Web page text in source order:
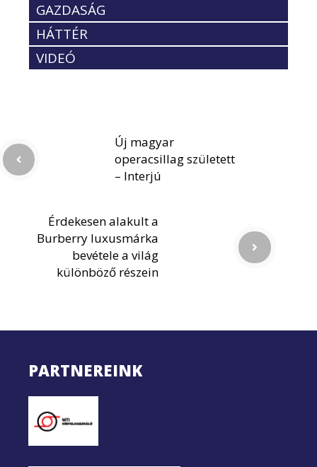
GAZDASÁG
HÁTTÉR
VIDEÓ
Új magyar
operacsillag született
– Interjú
Érdekesen alakult a
Burberry luxusmárka
bevétele a világ
különböző részein
PARTNEREINK